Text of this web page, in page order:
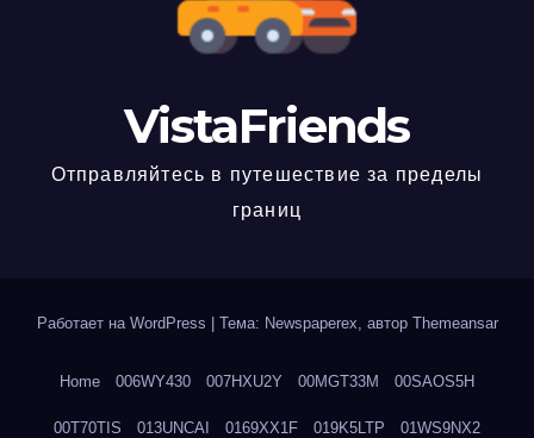
VistaFriends
Отправляйтесь в путешествие за пределы
границ
Работает на WordPress Тема: Newspaperex, автор Themeansar
Home 006WY430 007HXU2Y 00MGT33M 00SAOS5H
00T70TIS 013UNCAI 0169XX1F 019K5LTP 01WS9NX2